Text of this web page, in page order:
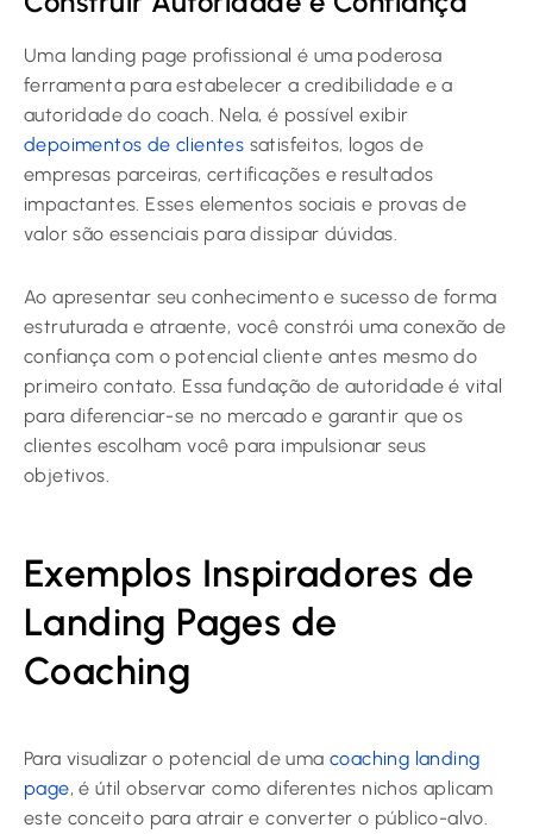
Uma landing page profissional é uma poderosa
ferramenta para estabelecer a credibilidade e a
autoridade do coach. Nela, é possível exibir
depoimentos de clientes satisfeitos, logos de
empresas parceiras, certificações e resultados
impactantes. Esses elementos sociais e provas de
valor são essenciais para dissipar dúvidas.
Ao apresentar seu conhecimento e sucesso de forma
estruturada e atraente, você constrói uma conexão de
confiança com o potencial cliente antes mesmo do
primeiro contato. Essa fundação de autoridade é vital
para diferenciar-se no mercado e garantir que os
clientes escolham você para impulsionar seus
objetivos.
Exemplos Inspiradores de
Landing Pages de
Coaching
Para visualizar o potencial de uma coaching landing
page, é útil observar como diferentes nichos aplicam
este conceito para atrair e converter o público-alvo.